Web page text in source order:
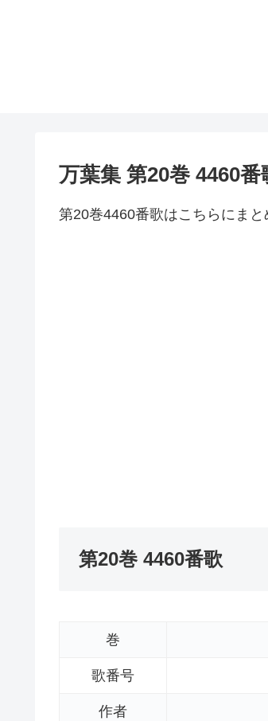
万葉集 第20巻 4460
第20巻4460番歌はこちらにまと
第20巻 4460番歌
巻
歌番号
作者